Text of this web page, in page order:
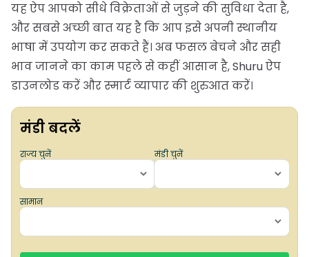
यह ऐप आपको सीधे विक्रेताओं से जुड़ने की सुविधा देता है,
और सबसे अच्छी बात यह है कि आप इसे अपनी स्थानीय
भाषा में उपयोग कर सकते हैं। अब फसल बेचने और सही
भाव जानने का काम पहले से कहीं आसान है, Shuru ऐप
डाउनलोड करें और स्मार्ट व्यापार की शुरुआत करें।
मंडी बदलें
राज्य चुनें मंडी चुनें
सामान